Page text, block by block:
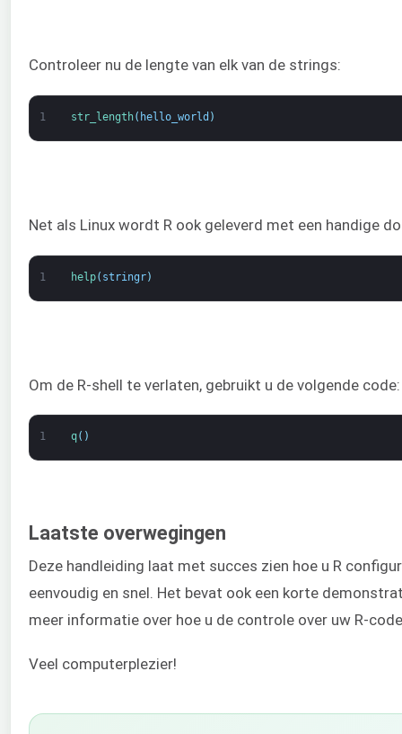
Controleer nu de lengte van elk van de strings:
1 str_length( hello_world )
Net als Linux wordt R ook geleverd met een handige
1 help( stringr)
Om de R-shell te verlaten, gebruikt u de volgende code:
1 q( )
Laatste overwegingen
Deze handleiding laat met succes zien hoe u R
eenvoudig en snel. Het bevat ook een korte
meer informatie over hoe u de controle over uw R-
Veel computerplezier!